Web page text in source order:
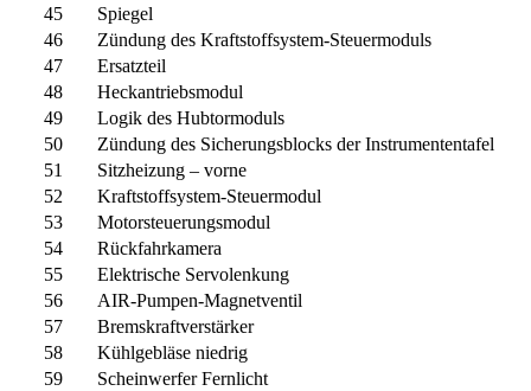
45
Spiegel
46
Zündung des Kraftstoffsystem-Steuermoduls
47
Ersatzteil
48
Heckantriebsmodul
49
Logik des Hubtormoduls
50
Zündung des Sicherungsblocks der Instrumententafel
51
Sitzheizung – vorne
52
Kraftstoffsystem-Steuermodul
53
Motorsteuerungsmodul
54
Rückfahrkamera
55
Elektrische Servolenkung
56
AIR-Pumpen-Magnetventil
57
Bremskraftverstärker
58
Kühlgebläse niedrig
59
Scheinwerfer Fernlicht